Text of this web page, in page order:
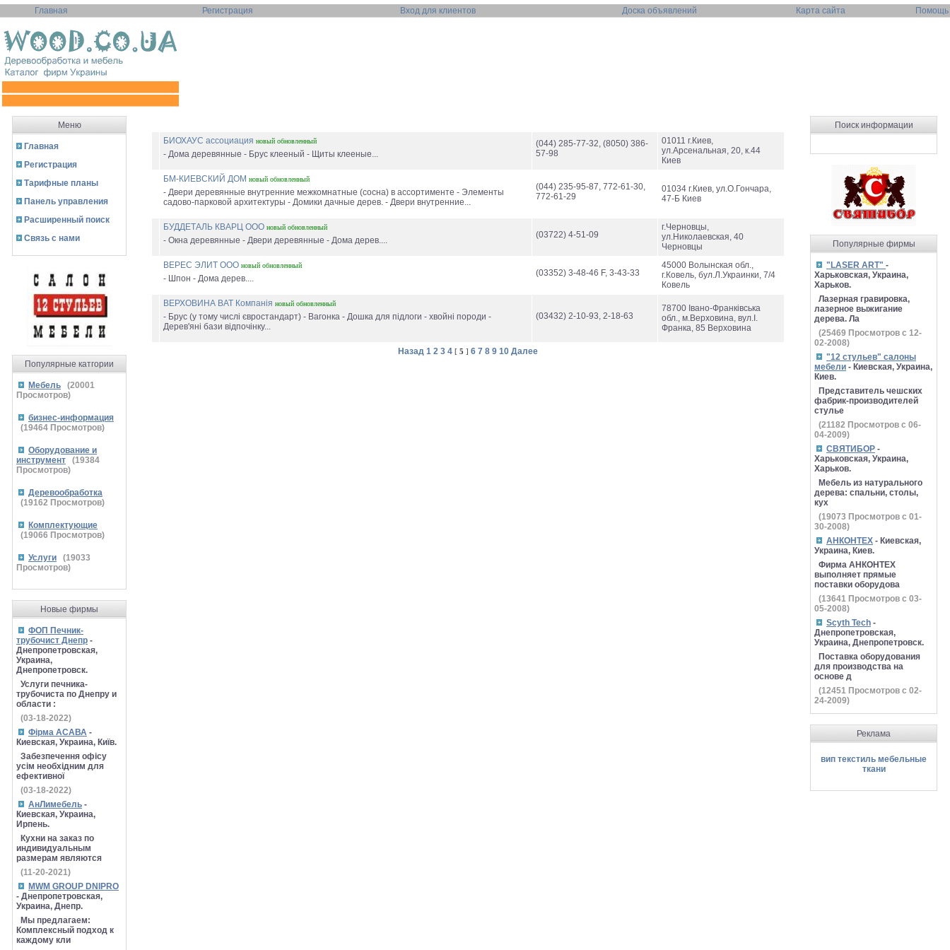
Главная Регистрация Вход для клиентов Доска объявлений Карта сайта Помощь
Меню
Главная
Регистрация
Тарифные планы
Панель управления
Расширенный поиск
Связь с нами
Популярные катгории
Мебель (20001
Просмотров)
бизнес-информация
(19464 Просмотров)
Оборудование и
инструмент
(19384
Просмотров)
Деревообработка
(19162 Просмотров)
Комплектующие
(19066 Просмотров)
Услуги (19033
Просмотров)
Новые фирмы
ФОП Печник-
трубочист Днепр -
Днепропетровская,
Украина,
Днепропетровск.
Услуги печника-
трубочиста по Днепру и
области :
(03-18-2022)
Фірма АСАВА -
Киевская, Украина, Київ.
Забезпечення офісу
усім необхідним для
ефективної
(03-18-2022)
АнЛимебель -
Киевская, Украина,
Ирпень.
Кухни на заказ по
индивидуальным
размерам являются
(11-20-2021)
MWM GROUP DNIPRO
- Днепропетровская,
Украина, Днепр.
Мы предлагаем:
Комплексный подход к
каждому кли
БИОХАУС ассоциация новый обновленный
- Дома деревянные - Брус клееный - Щиты клееные...
(044) 285-77-32, (8050) 386-
57-98
01011 г.Киев,
ул.Арсенальная, 20, к.44
Киев
БМ-КИЕВСКИЙ ДОМ новый обновленный
- Двери деревянные внутренние межкомнатные (сосна) в ассортименте - Элементы
садово-парковой архитектуры - Домики дачные дерев. - Двери внутренние...
(044) 235-95-87, 772-61-30,
772-61-29
01034 г.Киев, ул.О.Гончара,
47-Б Киев
БУДДЕТАЛЬ КВАРЦ ООО новый обновленный
- Окна деревянные - Двери деревянные - Дома дерев....
(03722) 4-51-09
г.Черновцы,
ул.Николаевская, 40
Черновцы
ВЕРЕС ЭЛИТ ООО новый обновленный
- Шпон - Дома дерев....
(03352) 3-48-46 F, 3-43-33
45000 Волынская обл.,
г.Ковель, бул.Л.Украинки, 7/4
Ковель
ВЕРХОВИНА ВАТ Компанія новый обновленный
- Брус (у тому числі євростандарт) - Вагонка - Дошка для підлоги - хвойні породи -
Дерев'яні бази відпочінку...
(03432) 2-10-93, 2-18-63
78700 Івано-Франківська
обл., м.Верховина, вул.І.
Франка, 85 Верховина
Назад 1 2 3 4 [ 5 ] 6 7 8 9 10 Далее
Поиск информации
Популярные фирмы
"LASER ART" -
Харьковская, Украина,
Харьков.
Лазерная гравировка,
лазерное выжигание
дерева. Ла
(25469 Просмотров с 12-
02-2008)
"12 стульев" салоны
мебели - Киевская, Украина,
Киев.
Представитель чешских
фабрик-производителей
стулье
(21182 Просмотров с 06-
04-2009)
СВЯТИБОР -
Харьковская, Украина,
Харьков.
Мебель из натурального
дерева: спальни, столы,
кух
(19073 Просмотров с 01-
30-2008)
АНКОНТЕХ - Киевская,
Украина, Киев.
Фирма АНКОНТЕХ
выполняет прямые
поставки оборудова
(13641 Просмотров с 03-
05-2008)
Scyth Tech -
Днепропетровская,
Украина, Днепропетровск.
Поставка оборудования
для производства на
основе д
(12451 Просмотров с 02-
24-2009)
Реклама
вип текстиль мебельные
ткани